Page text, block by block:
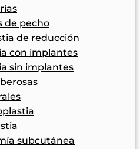
de pecho
de reducción
con implantes
sin implantes
subcutánea